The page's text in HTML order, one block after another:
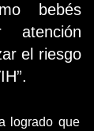
bebés
atención
el riesgo